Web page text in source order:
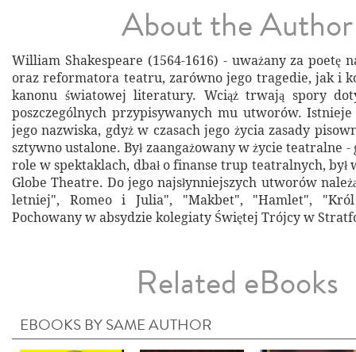
About the Author
William Shakespeare (1564-1616) - uważany za poetę
oraz reformatora teatru, zarówno jego tragedie, jak i
kanonu światowej literatury. Wciąż trwają spory
poszczególnych przypisywanych mu utworów.
jego nazwiska, gdyż w czasach jego życia zasady
sztywno ustalone. Był zaangażowany w życie teatralne
role w spektaklach, dbał o finanse trup teatralnych, był
Globe Theatre. Do jego najsłynniejszych utworów
letniej", Romeo i Julia", "Makbet", "Hamlet",
Pochowany w absydzie kolegiaty Świętej Trójcy w
Related eBooks
EBOOKS BY SAME AUTHOR